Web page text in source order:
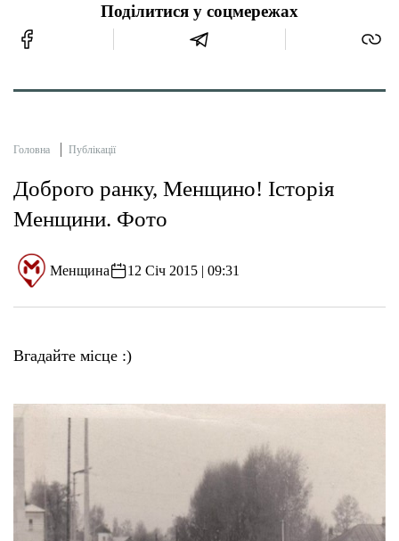
Поділитися у соцмережах
Головна Публікації
Доброго ранку, Менщино! Історія
Менщини. Фото
Менщина 12 Січ 2015 | 09:31
Вгадайте місце :)